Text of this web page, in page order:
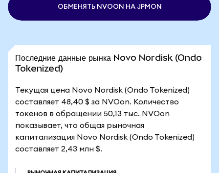
ОБМЕНЯТЬ NVOON НА JPMON
Последние данные рынка Novo Nordisk (Ondo
Tokenized)
Текущая цена Novo Nordisk (Ondo Tokenized)
составляет 48,40 $ за NVOon. Количество
токенов в обращении 50,13 тыс. NVOon
показывает, что общая рыночная
капитализация Novo Nordisk (Ondo Tokenized)
составляет 2,43 млн $.